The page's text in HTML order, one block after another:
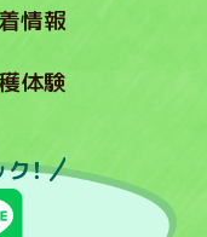
情報
体験
！